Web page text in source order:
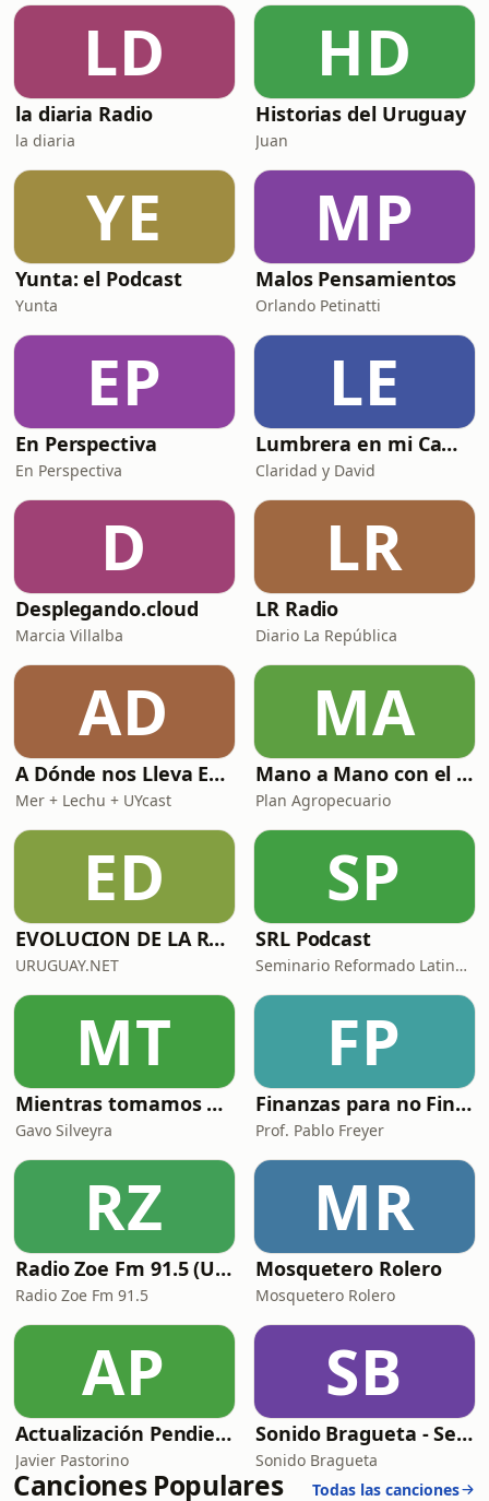
LD
la diaria Radio
la diaria
HD
Historias del Uruguay
Juan
YE
Yunta: el Podcast
Yunta
MP
Malos Pensamientos
Orlando Petinatti
EP
En Perspectiva
En Perspectiva
LE
Lumbrera en mi Camino - Biblia en Audio
Claridad y David
D
Desplegando.cloud
Marcia Villalba
LR
LR Radio
Diario La República
AD
A Dónde nos Lleva Esto
Mer + Lechu + UYcast
MA
Mano a Mano con el Plan Agropecuario
Plan Agropecuario
ED
EVOLUCION DE LA RADIOAFICION
URUGUAY.NET
SP
SRL Podcast
Seminario Reformado Latinoamericano
MT
Mientras tomamos mate con Gavo Silveyra
Gavo Silveyra
FP
Finanzas para no Financieros
Prof. Pablo Freyer
RZ
Radio Zoe Fm 91.5 (Uruguay)
Radio Zoe Fm 91.5
MR
Mosquetero Rolero
Mosquetero Rolero
AP
Actualización Pendiente | Innovar lo público
Javier Pastorino
SB
Sonido Bragueta - Servicio de compañía
Sonido Bragueta
Canciones Populares Todas las canciones